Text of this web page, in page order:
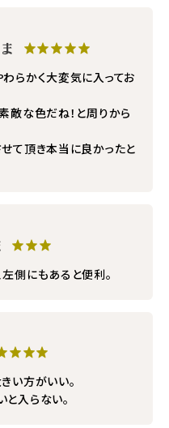
★★★★★
らかく大変気に入ってお
敵な色だね！と周りから
て頂き本当に良かったと
★★★
側にもあると便利。
い方がいい。
入らない。